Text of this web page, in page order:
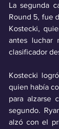
La segunda
Round 5, fue
Kostecki,
antes luchar
clasificador
Kostecki
quien había
para alzarse
segundo.
alzó con el